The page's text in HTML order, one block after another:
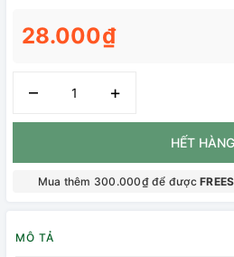
28.000₫
– +
HẾT HÀNG
Mua thêm 300.000₫ để được
MÔ TẢ